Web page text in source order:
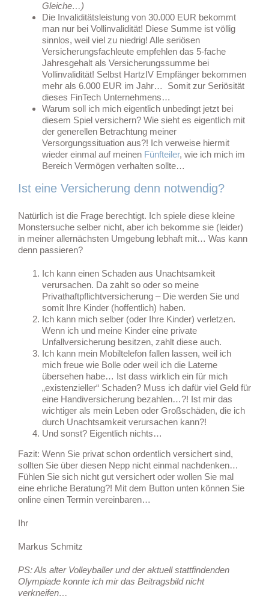
Gleiche…)
Die Invaliditätsleistung von 30.000 EUR bekommt
man nur bei Vollinvalidität! Diese Summe ist völlig
sinnlos, weil viel zu niedrig! Alle seriösen
Versicherungsfachleute empfehlen das 5-fache
Jahresgehalt als Versicherungssumme bei
Vollinvalidität! Selbst HartzIV Empfänger bekommen
mehr als 6.000 EUR im Jahr… Somit zur Seriösität
dieses FinTech Unternehmens…
Warum soll ich mich eigentlich unbedingt jetzt bei
diesem Spiel versichern? Wie sieht es eigentlich mit
der generellen Betrachtung meiner
Versorgungssituation aus?! Ich verweise hiermit
wieder einmal auf meinen Fünfteiler, wie ich mich im
Bereich Vermögen verhalten sollte…
Ist eine Versicherung denn notwendig?
Natürlich ist die Frage berechtigt. Ich spiele diese kleine
Monstersuche selber nicht, aber ich bekomme sie (leider)
in meiner allernächsten Umgebung lebhaft mit… Was kann
denn passieren?
Ich kann einen Schaden aus Unachtsamkeit
verursachen. Da zahlt so oder so meine
Privathaftpflichtversicherung – Die werden Sie und
somit Ihre Kinder (hoffentlich) haben.
Ich kann mich selber (oder Ihre Kinder) verletzen.
Wenn ich und meine Kinder eine private
Unfallversicherung besitzen, zahlt diese auch.
Ich kann mein Mobiltelefon fallen lassen, weil ich
mich freue wie Bolle oder weil ich die Laterne
übersehen habe… Ist dass wirklich ein für mich
„existenzieller“ Schaden? Muss ich dafür viel Geld für
eine Handiversicherung bezahlen…?! Ist mir das
wichtiger als mein Leben oder Großschäden, die ich
durch Unachtsamkeit verursachen kann?!
Und sonst? Eigentlich nichts…
Fazit: Wenn Sie privat schon ordentlich versichert sind,
sollten Sie über diesen Nepp nicht einmal nachdenken…
Fühlen Sie sich nicht gut versichert oder wollen Sie mal
eine ehrliche Beratung?! Mit dem Button unten können Sie
online einen Termin vereinbaren…
Ihr
Markus Schmitz
PS: Als alter Volleyballer und der aktuell stattfindenden
Olympiade konnte ich mir das Beitragsbild nicht
verkneifen…